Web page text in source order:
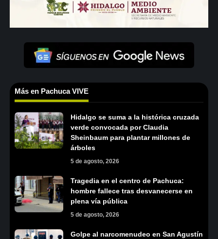
Más en Pachuca VIVE
Hidalgo se suma a la histórica cruzada
verde convocada por Claudia
Sheinbaum para plantar millones de
árboles
5 de agosto, 2026
Tragedia en el centro de Pachuca:
hombre fallece tras desvanecerse en
plena vía pública
5 de agosto, 2026
Golpe al narcomenudeo en San Agustín